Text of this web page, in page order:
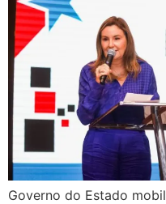
Governo do Estado